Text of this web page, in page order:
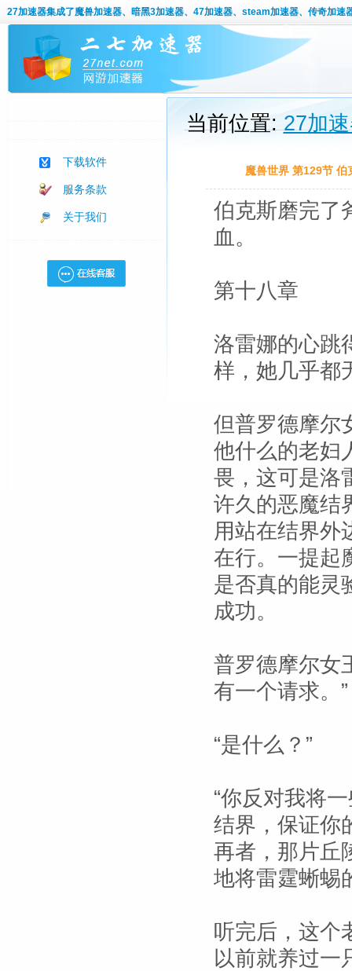
27加速器集成了魔兽加速器、暗黑3加速器、47加速器、steam加速器、传奇加速
下载软件
服务条款
关于我们
当前位置:27加
魔兽世界 第129节 伯
伯克斯磨完了
血。
第十八章
洛雷娜的心跳
样，她几乎都
但普罗德摩尔
他什么的老妇
畏，这可是洛
许久的恶魔结
用站在结界外
在行。一提起
是否真的能灵
成功。
普罗德摩尔女
有一个请求。”
“是什么？”
“你反对我将
结界，保证你
再者，那片丘
地将雷霆蜥蜴
听完后，这个
以前就养过一